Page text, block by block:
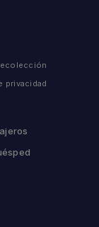
privacidad